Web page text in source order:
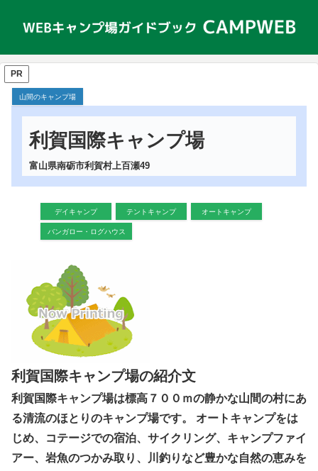
PR
山間のキャンプ場
利賀国際キャンプ場
富山県南砺市利賀村上百瀬49
デイキャンプ テントキャンプ オートキャンプ
バンガロー・ログハウス
利賀国際キャンプ場の紹介文
利賀国際キャンプ場は標高７００ｍの静かな山間の村にあ
る清流のほとりのキャンプ場です。 オートキャンプをは
じめ、コテージでの宿泊、サイクリング、キャンプファイ
アー、岩魚のつかみ取り、川釣りなど豊かな自然の恵みを